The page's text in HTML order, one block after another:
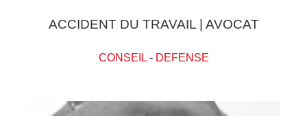
ACCIDENT DU TRAVAIL | AVOCAT
CONSEIL- DEFENSE